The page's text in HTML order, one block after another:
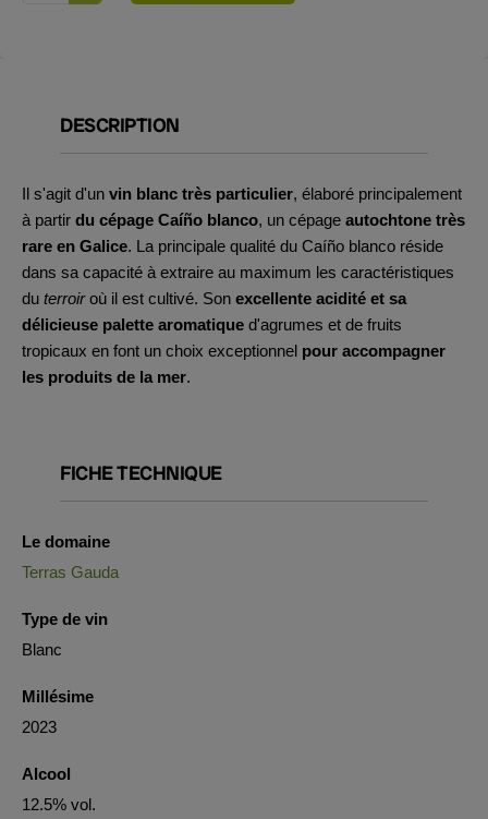
DESCRIPTION
Il s'agit d'un vin blanc très particulier, élaboré principalement
à partir du cépage Caíño blanco, un cépage autochtone très
rare en Galice. La principale qualité du Caíño blanco réside
dans sa capacité à extraire au maximum les caractéristiques
du terroiroù il est cultivé. Son excellente acidité et sa
délicieuse palette aromatique d'agrumes et de fruits
tropicaux en font un choix exceptionnel pour accompagner
les produits de la mer.
FICHE TECHNIQUE
Le domaine
Terras Gauda
Type de vin
Blanc
Millésime
2023
Alcool
12.5% vol.